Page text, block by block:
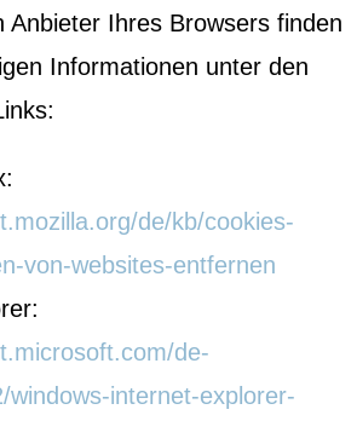
Anbieter Ihres Browsers finden
Informationen unter den
de/kb/cookies-
von-websites-entfernen
de-
windows-internet-explorer-